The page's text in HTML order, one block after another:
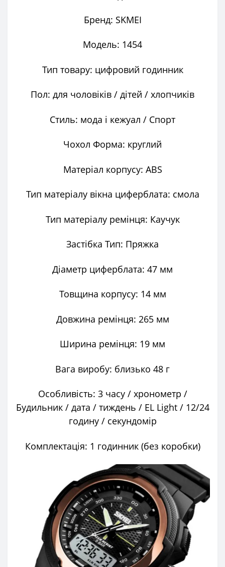
Бренд: SKMEI
Модель: 1454
Тип товару: цифровий годинник
Пол: для чоловіків / дітей / хлопчиків
Стиль: мода і кежуал / Спорт
Чохол Форма: круглий
Матеріал корпусу: ABS
Тип матеріалу вікна циферблата: смола
Тип матеріалу ремінця: Каучук
Застібка Тип: Пряжка
Діаметр циферблата: 47 мм
Товщина корпусу: 14 мм
Довжина ремінця: 265 мм
Ширина ремінця: 19 мм
Вага виробу: близько 48 г
Особливість: 3 часу / хронометр /
Будильник / дата / тиждень / EL Light / 12/24
годину / секундомір
Комплектація: 1 годинник (без коробки)